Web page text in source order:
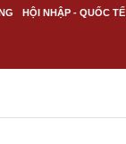
HỘI NHẬP - QUỐC TẾ